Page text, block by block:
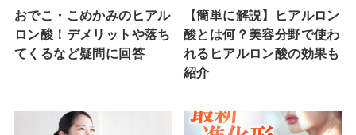
おでこ・こめかみのヒアル
ロン酸！デメリットや落ち
てくるなど疑問に回答
【簡単に解説】ヒアルロン
酸とは何？美容分野で使わ
れるヒアルロン酸の効果も
紹介